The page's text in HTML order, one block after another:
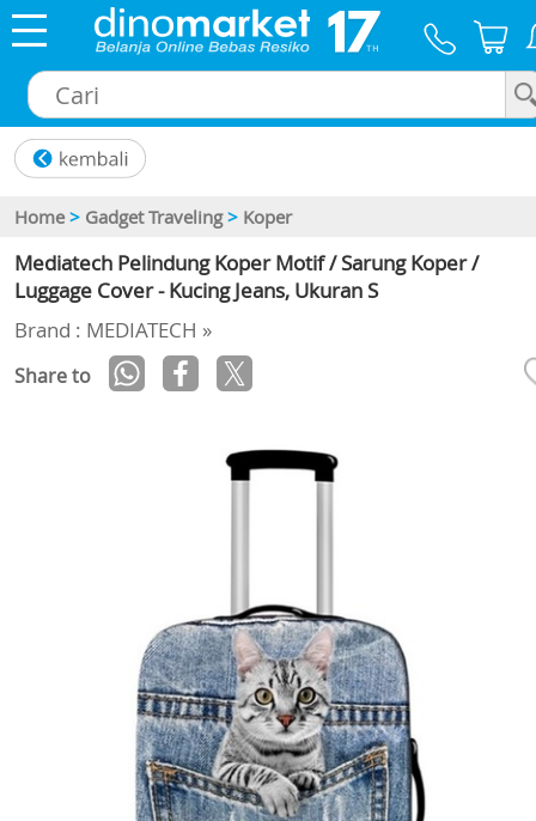
Home > Gadget Traveling > Koper
Mediatech Pelindung Koper Motif / Sarung Koper /
Luggage Cover - Kucing Jeans, Ukuran S
Brand : MEDIATECH »
Share to